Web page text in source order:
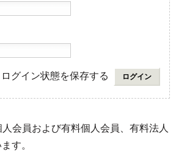
ログイン状態を保存する
会員および有料個人会員、有料法人
す。